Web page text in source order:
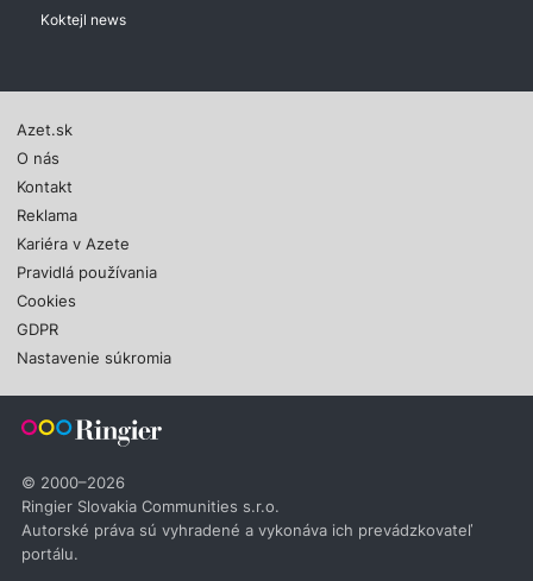
Koktejl news
Azet.sk
O nás
Kontakt
Reklama
Kariéra v Azete
Pravidlá používania
Cookies
GDPR
Nastavenie súkromia
© 2000–2026
Ringier Slovakia Communities s.r.o.
Autorské práva sú vyhradené a vykonáva ich prevádzkovateľ
portálu.